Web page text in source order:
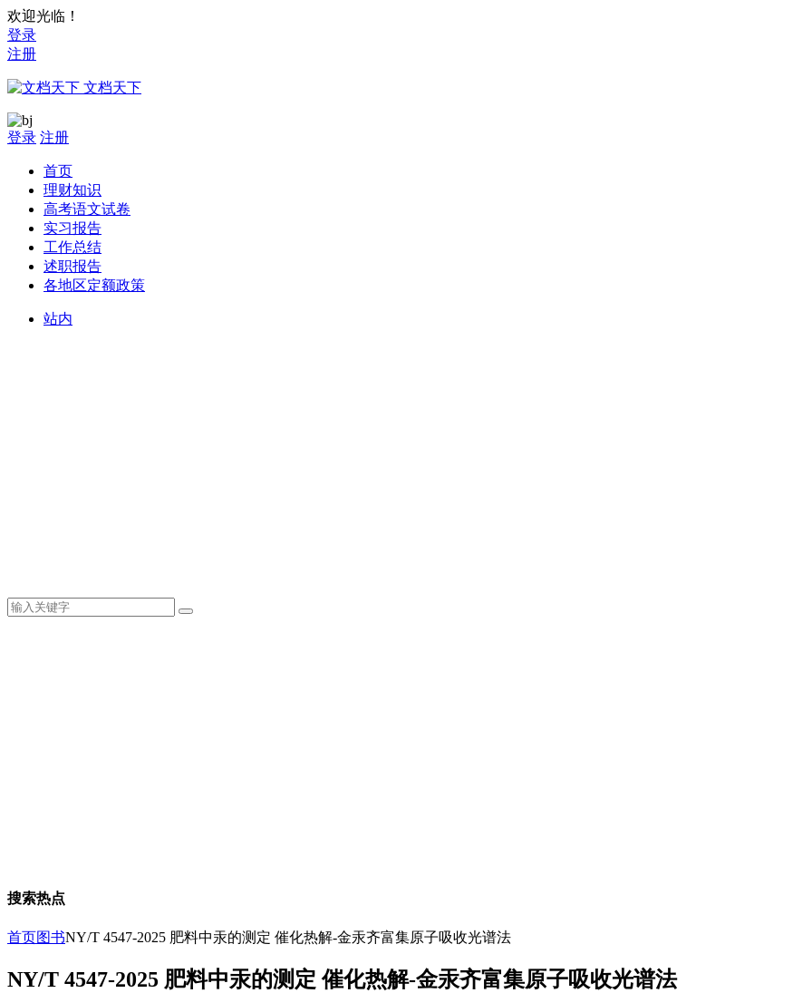
欢迎光临！
登录
注册
文档天下
登录 注册
首页
理财知识
高考语文试卷
实习报告
工作总结
述职报告
各地区定额政策
站内
搜索热点
首页图书NY/T 4547-2025 肥料中汞的测定 催化热解-金汞齐富集原子吸收光谱法
NY/T 4547-2025 肥料中汞的测定 催化热解-金汞齐富集原子吸收光谱法